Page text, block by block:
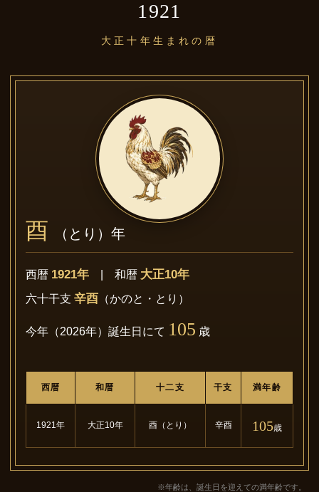
1921
大正十年生まれの暦
酉 （とり）年
西暦 1921年 | 和暦 大正10年
六十干支 辛酉 （かのと・とり）
今年（2026年）誕生日にて 105 歳
西暦 和暦 十二支 干支 満年齢
1921年 大正10年 酉（とり） 辛酉 105歳
※年齢は、誕生日を迎えての満年齢です。